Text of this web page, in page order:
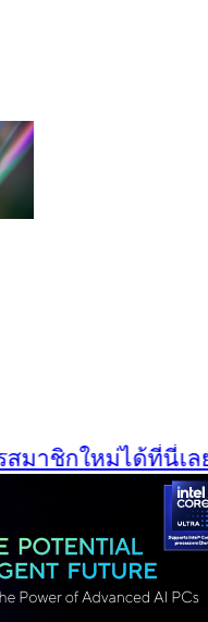
าชิกใหม่ได้ที่นี่เลย